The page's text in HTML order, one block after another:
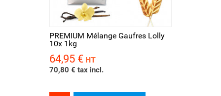
PREMIUM Mélange Gaufres Lolly
10x 1kg
Prix
64,95 € HT
70,80 € tax incl.